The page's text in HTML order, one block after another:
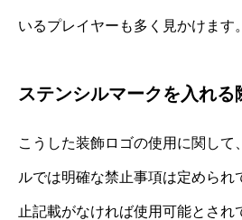
いるプレイヤーも多く見かけます。
ステンシルマークを入れる
こうした装飾ロゴの使用に関して
ルでは明確な禁止事項は定められ
止記載がなければ使用可能とされ